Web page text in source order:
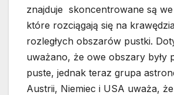
znajduje skoncentrowane są we
które rozciągają się na
rozległych obszarów pustki.
uważano, że owe obszary były
puste, jednak teraz grupa
Austrii, Niemiec i USA uważa,